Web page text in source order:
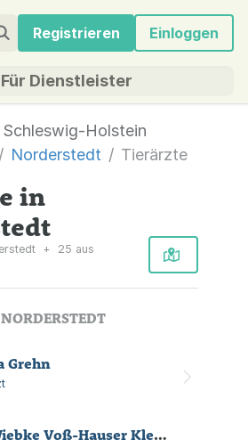
Registrieren Einloggen
Für Dienstleister
Schleswig-Holstein
Norderstedt Tierärzte
in
+
25 aus
Grehn
Dr. Wiebke Voß-Hauser Kleintierpraxis